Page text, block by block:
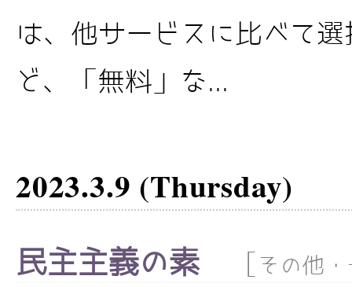
は、他サービスに比べて
ど、「無料」な...
2023.3.9 (Thursday)
民主主義の素 その他